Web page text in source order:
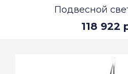
Подвесной
118 922